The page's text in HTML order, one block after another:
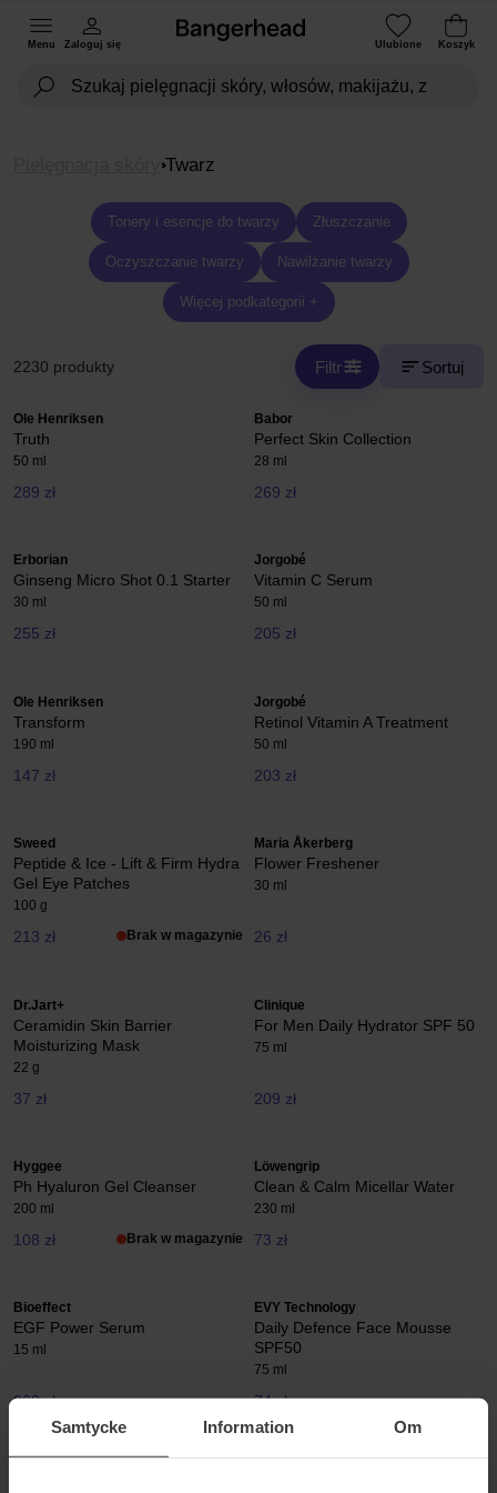
Samtycke Information Om
Menu Zaloguj się Ulubione Koszyk
Twarz
Tonery i esencje do twarzy Złuszczanie
Oczyszczanie twarzy Nawilżanie twarzy
Więcej podkategorii +
2230 produkty Filtr Sortuj
Ole Henriksen
Truth
50 ml
289 zł
Babor
Perfect Skin Collection
28 ml
269 zł
Erborian
Ginseng Micro Shot 0.1 Starter
30 ml
255 zł
Jorgobé
Vitamin C Serum
50 ml
205 zł
Ole Henriksen
Transform
190 ml
147 zł
Jorgobé
Retinol Vitamin A Treatment
50 ml
203 zł
Sweed
Peptide & Ice - Lift & Firm Hydra
Gel Eye Patches
100 g
213 zł Brak w magazynie
Maria Åkerberg
Flower Freshener
30 ml
26 zł
Dr.Jart+
Ceramidin Skin Barrier
Moisturizing Mask
22 g
37 zł
Clinique
For Men Daily Hydrator SPF 50
75 ml
209 zł
Hyggee
Ph Hyaluron Gel Cleanser
200 ml
108 zł Brak w magazynie
Löwengrip
Clean & Calm Micellar Water
230 ml
73 zł
Bioeffect
EGF Power Serum
15 ml
860 zł
EVY Technology
Daily Defence Face Mousse
SPF50
75 ml
74 zł